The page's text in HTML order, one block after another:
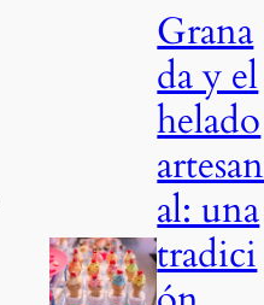
Grana
da y el
helado
artesan
al: una
tradici